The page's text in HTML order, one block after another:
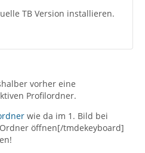
TB Version installieren.
vorher eine
Profilordner.
wie da im 1. Bild bei
öffnen[/tmdekeyboard]